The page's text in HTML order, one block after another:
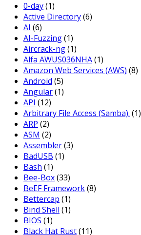
0-day(1)
Active Directory(6)
AI (6)
AI-Fuzzing(1)
Aircrack-ng(1)
Alfa AWUS036NHA(1)
Amazon Web Services (AWS) (8)
Android (5)
Angular(1)
API (12)
Arbitrary File Access (Samba). (1)
ARP (2)
ASM (2)
Assembler(3)
BadUSB (1)
Bash (1)
Bee-Box(33)
BeEF Framework(8)
Bettercap (1)
Bind Shell (1)
BIOS (1)
Black Hat Rust(11)